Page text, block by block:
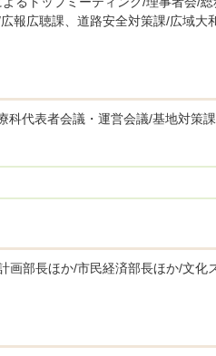
報広聴課、道路安全対策課/広域大
科代表者会議・運営会議/基地対策
画部長ほか/市民経済部長ほか/文化